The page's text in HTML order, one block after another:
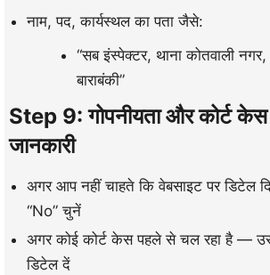
नाम, पद, कार्यस्थल का पता जैसे:
“सब इंस्पेक्टर, थाना कोतवाली नगर,
बाराबंकी”
Step 9: गोपनीयता और कोर्ट
जानकारी
अगर आप नहीं चाहते कि वेबसाइट पर डिटेल
“No” चुनें
अगर कोई कोर्ट केस पहले से चल रहा है —
डिटेल दें